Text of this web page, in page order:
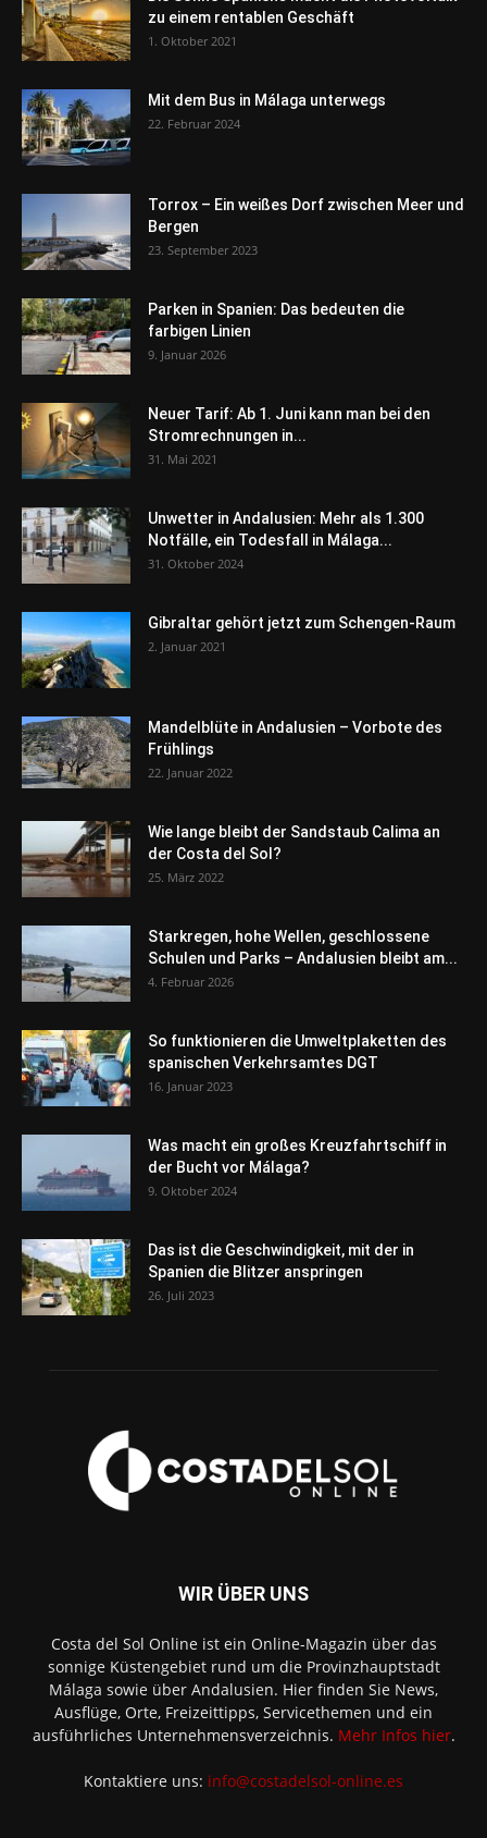
zu einem rentablen Geschäft
1. Oktober 2021
Mit dem Bus in Málaga unterwegs
22. Februar 2024
Torrox – Ein weißes Dorf zwischen Meer und
Bergen
23. September 2023
Parken in Spanien: Das bedeuten die
farbigen Linien
9. Januar 2026
Neuer Tarif: Ab 1. Juni kann man bei den
Stromrechnungen in...
31. Mai 2021
Unwetter in Andalusien: Mehr als 1.300
Notfälle, ein Todesfall in Málaga...
31. Oktober 2024
Gibraltar gehört jetzt zum Schengen-Raum
2. Januar 2021
Mandelblüte in Andalusien – Vorbote des
Frühlings
22. Januar 2022
Wie lange bleibt der Sandstaub Calima an
der Costa del Sol?
25. März 2022
Starkregen, hohe Wellen, geschlossene
Schulen und Parks – Andalusien bleibt am...
4. Februar 2026
So funktionieren die Umweltplaketten des
spanischen Verkehrsamtes DGT
16. Januar 2023
Was macht ein großes Kreuzfahrtschiff in
der Bucht vor Málaga?
9. Oktober 2024
Das ist die Geschwindigkeit, mit der in
Spanien die Blitzer anspringen
26. Juli 2023
WIR ÜBER UNS
Costa del Sol Online ist ein Online-Magazin über das
sonnige Küstengebiet rund um die Provinzhauptstadt
Málaga sowie über Andalusien. Hier finden Sie News,
Ausflüge, Orte, Freizeittipps, Servicethemen und ein
ausführliches Unternehmensverzeichnis. Mehr Infos hier.
Kontaktiere uns: info@costadelsol-online.es